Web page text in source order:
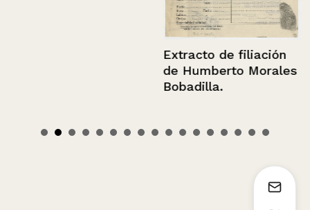
Extracto de filiación
de Humberto Morales
Bobadilla.